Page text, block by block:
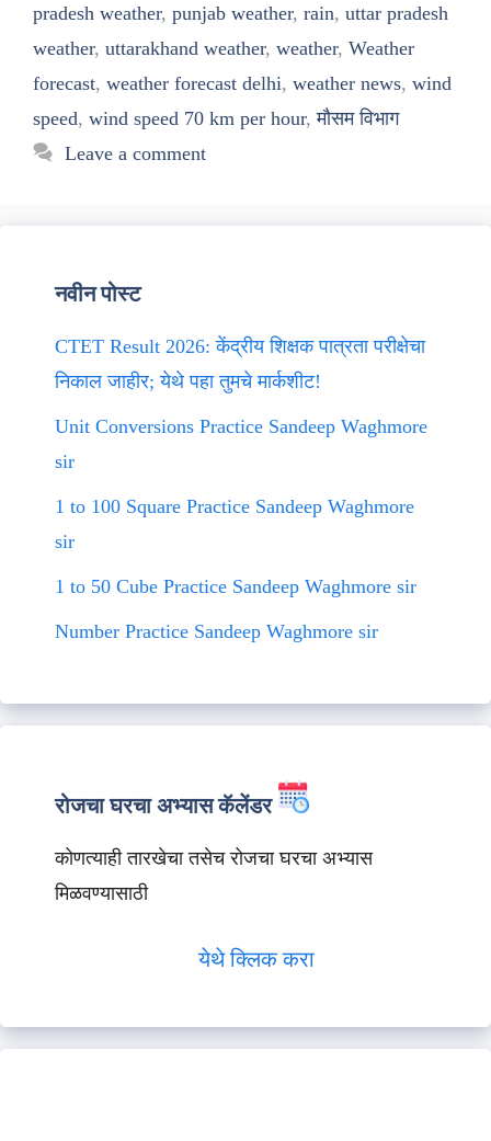
pradesh weather, punjab weather, rain, uttar pradesh
weather, uttarakhand weather, weather, Weather
forecast, weather forecast delhi, weather news, wind
speed, wind speed 70 km per hour,मौसम विभाग
Leave a comment
नवीन पोस्ट
CTET Result 2026: केंद्रीय शिक्षक पात्रता परीक्षेचा
निकाल जाहीर; येथे पहा तुमचे मार्कशीट!
Unit Conversions Practice Sandeep Waghmore
sir
1 to 100 Square Practice Sandeep Waghmore
sir
1 to 50 Cube Practice Sandeep Waghmore sir
Number Practice Sandeep Waghmore sir
रोजचा घरचा अभ्यास कॅलेंडर
कोणत्याही तारखेचा तसेच रोजचा घरचा अभ्यास
मिळवण्यासाठी
येथे क्लिक करा